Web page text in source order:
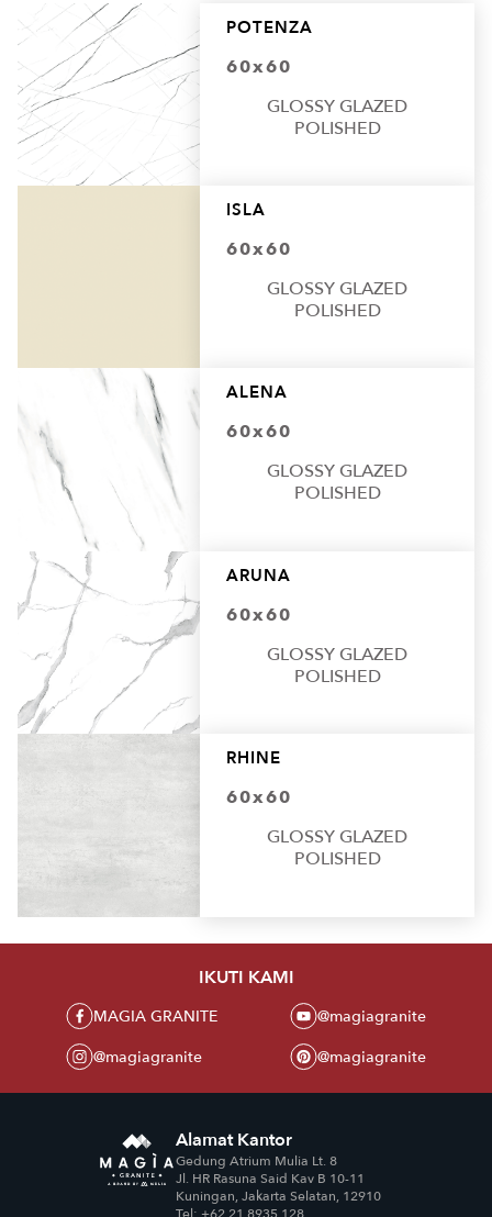
POTENZA
60x60
GLOSSY GLAZED
POLISHED
ISLA
60x60
GLOSSY GLAZED
POLISHED
ALENA
60x60
GLOSSY GLAZED
POLISHED
ARUNA
60x60
GLOSSY GLAZED
POLISHED
RHINE
60x60
GLOSSY GLAZED
POLISHED
IKUTI KAMI
MAGIA GRANITE
@magiagranite
@magiagranite
@magiagranite
Alamat Kantor
Gedung Atrium Mulia Lt. 8
Jl. HR Rasuna Said Kav B 10-11
Kuningan, Jakarta Selatan, 12910